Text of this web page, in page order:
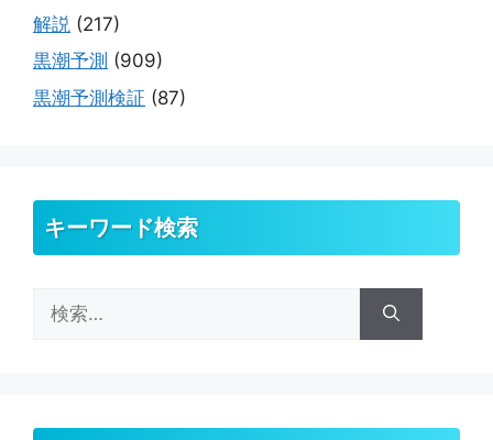
解説 (217)
黒潮予測 (909)
黒潮予測検証 (87)
キーワード検索
索: